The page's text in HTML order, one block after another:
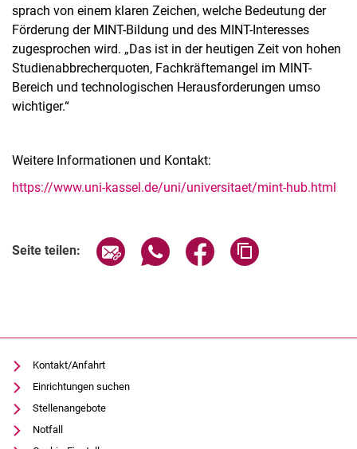
sprach von einem klaren Zeichen, welche Bedeutung der
Förderung der MINT-Bildung und des MINT-Interesses
zugesprochen wird. „Das ist in der heutigen Zeit von hohen
Studienabbrecherquoten, Fachkräftemangel im MINT-
Bereich und technologischen Herausforderungen umso
wichtiger.“
Weitere Informationen und Kontakt:
https://www.uni-kassel.de/uni/universitaet/mint-hub.html
Seite teilen: Seite über E-Mail teilen
Seite über WhatsApp teilen
Seite über Facebook
Kontakt/Anfahrt
Einrichtungen suchen
Stellenangebote
Notfall